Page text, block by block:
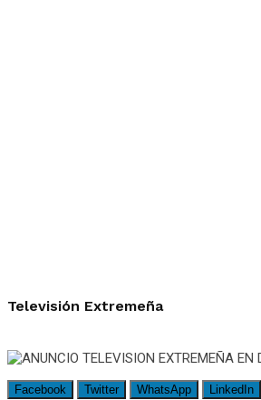
Televisión Extremeña
Facebook Twitter WhatsApp LinkedIn